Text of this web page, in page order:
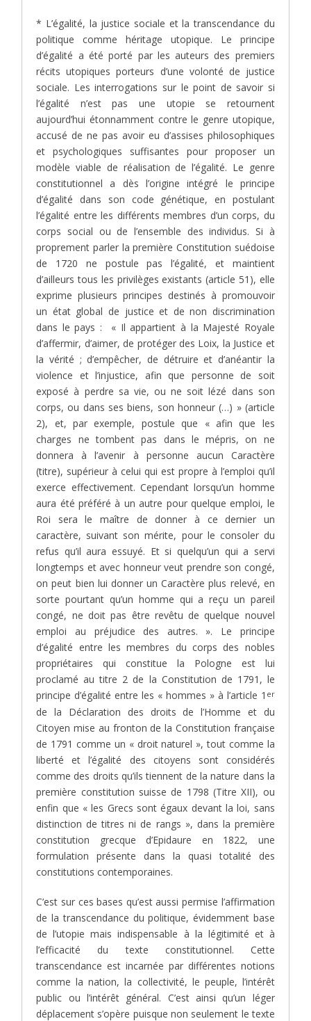
* L’égalité, la justice sociale et la transcendance du
politique comme héritage utopique. Le principe
d’égalité a été porté par les auteurs des premiers
récits utopiques porteurs d’une volonté de justice
sociale. Les interrogations sur le point de savoir si
l’égalité n’est pas une utopie se retournent
aujourd’hui étonnamment contre le genre utopique,
accusé de ne pas avoir eu d’assises philosophiques
et psychologiques suffisantes pour proposer un
modèle viable de réalisation de l’égalité. Le genre
constitutionnel a dès l’origine intégré le principe
d’égalité dans son code génétique, en postulant
l’égalité entre les différents membres d’un corps, du
corps social ou de l’ensemble des individus. Si à
proprement parler la première Constitution suédoise
de 1720 ne postule pas l’égalité, et maintient
d’ailleurs tous les privilèges existants (article 51), elle
exprime plusieurs principes destinés à promouvoir
un état global de justice et de non discrimination
dans le pays : « Il appartient à la Majesté Royale
d’affermir, d’aimer, de protéger des Loix, la Justice et
la vérité ; d’empêcher, de détruire et d’anéantir la
violence et l’injustice, afin que personne de soit
exposé à perdre sa vie, ou ne soit lézé dans son
corps, ou dans ses biens, son honneur (…) » (article
2), et, par exemple, postule que « afin que les
charges ne tombent pas dans le mépris, on ne
donnera à l’avenir à personne aucun Caractère
(titre), supérieur à celui qui est propre à l’emploi qu’il
exerce effectivement. Cependant lorsqu’un homme
aura été préféré à un autre pour quelque emploi, le
Roi sera le maître de donner à ce dernier un
caractère, suivant son mérite, pour le consoler du
refus qu’il aura essuyé. Et si quelqu’un qui a servi
longtemps et avec honneur veut prendre son congé,
on peut bien lui donner un Caractère plus relevé, en
sorte pourtant qu’un homme qui a reçu un pareil
congé, ne doit pas être revêtu de quelque nouvel
emploi au préjudice des autres. ». Le principe
d’égalité entre les membres du corps des nobles
propriétaires qui constitue la Pologne est lui
proclamé au titre 2 de la Constitution de 1791, le
principe d’égalité entre les « hommes » à l’article 1 er
de la Déclaration des droits de l’Homme et du
Citoyen mise au fronton de la Constitution française
de 1791 comme un « droit naturel », tout comme la
liberté et l’égalité des citoyens sont considérés
comme des droits qu’ils tiennent de la nature dans la
première constitution suisse de 1798 (Titre XII), ou
enfin que « les Grecs sont égaux devant la loi, sans
distinction de titres ni de rangs », dans la première
constitution grecque d’Epidaure en 1822, une
formulation présente dans la quasi totalité des
constitutions contemporaines.
C’est sur ces bases qu’est aussi permise l’affirmation
de la transcendance du politique, évidemment base
de l’utopie mais indispensable à la légitimité et à
l’efficacité du texte constitutionnel. Cette
transcendance est incarnée par différentes notions
comme la nation, la collectivité, le peuple, l’intérêt
public ou l’intérêt général. C’est ainsi qu’un léger
déplacement s’opère puisque non seulement le texte